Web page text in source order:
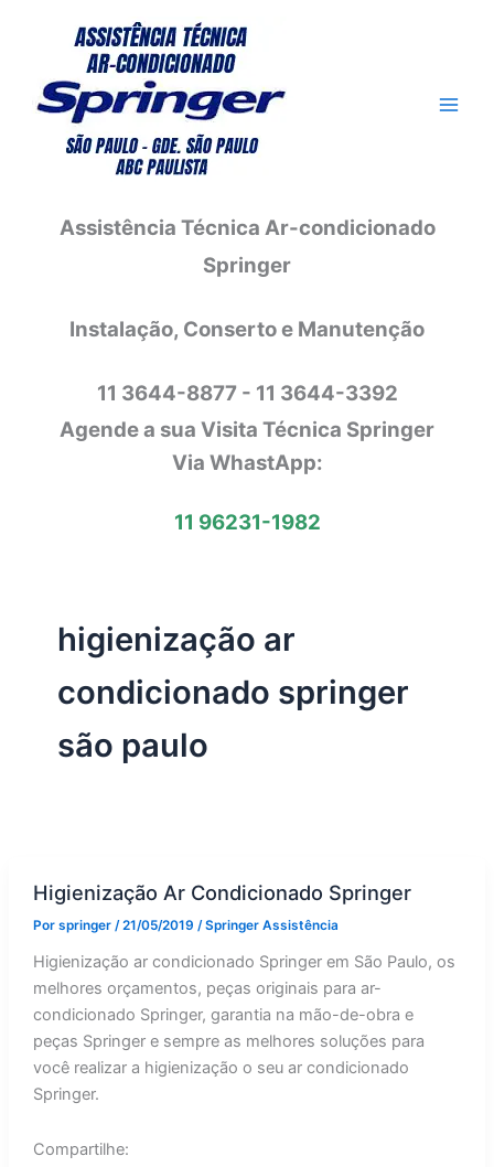
conteúdo
Assistência Técnica Ar-condicionado
Springer
Instalação, Conserto e Manutenção
11 3644-8877 - 11 3644-3392
Agende a sua Visita Técnica Springer
Via WhastApp:
11 96231-1982
higienização ar
condicionado springer
são paulo
Higienização Ar Condicionado Springer
Por springer /21/05/2019 /Springer Assistência
Higienização ar condicionado Springer em São Paulo, os
melhores orçamentos, peças originais para ar-
condicionado Springer, garantia na mão-de-obra e
peças Springer e sempre as melhores soluções para
você realizar a higienização o seu ar condicionado
Springer.
Compartilhe: